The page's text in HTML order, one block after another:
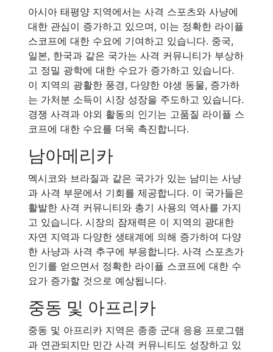
아시아 태평양 지역에서는 사격 스포츠와 사냥에
대한 관심이 증가하고 있으며, 이는 정확한 라이플
스코프에 대한 수요에 기여하고 있습니다. 중국,
일본, 한국과 같은 국가는 사격 커뮤니티가 부상하
고 정밀 광학에 대한 수요가 증가하고 있습니다.
이 지역의 광활한 풍경, 다양한 야생 동물, 증가하
는 가처분 소득이 시장 성장을 주도하고 있습니다.
경쟁 사격과 야외 활동의 인기는 고품질 라이플 스
코프에 대한 수요를 더욱 촉진합니다.
남아메리카
멕시코와 브라질과 같은 국가가 있는 남미는 사냥
과 사격 부문에서 기회를 제공합니다. 이 국가들은
활발한 사격 커뮤니티와 총기 사용의 역사를 가지
고 있습니다. 시장의 잠재력은 이 지역의 광대한
자연 지역과 다양한 생태계에 의해 증가하여 다양
한 사냥과 사격 추구에 부응합니다. 사격 스포츠가
인기를 얻으면서 정확한 라이플 스코프에 대한 수
요가 증가할 것으로 예상됩니다.
중동 및 아프리카
중동 및 아프리카 지역은 종종 군대 응용 프로그램
과 연관되지만 민간 사격 커뮤니티도 성장하고 있